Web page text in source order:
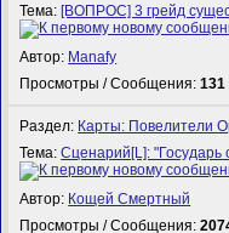
Тема: [ВОПРОС] 3 грейд
Автор: Manafy
Просмотры / Сообщения:131
Раздел: Карты: Повелители
Тема:Сценарий[L]: "Государь
Автор: Кощей Смертный
Просмотры / Сообщения: